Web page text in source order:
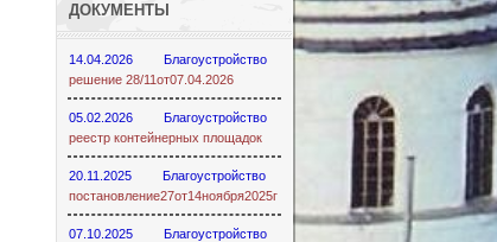
ДОКУМЕНТЫ
14.04.2026
Благоустройство
решение 28/11от07.04.2026
05.02.2026
Благоустройство
реестр контейнерных площадок
20.11.2025
Благоустройство
постановление27от14ноября2025г
07.10.2025
Благоустройство